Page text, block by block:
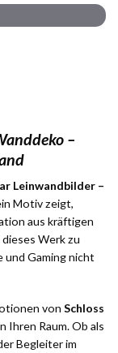
–
Leinwandbilder –
Motiv zeigt,
aus kräftigen
Werk zu
und Gaming nicht
von Schloss
Ihren Raum. Ob als
Begleiter im